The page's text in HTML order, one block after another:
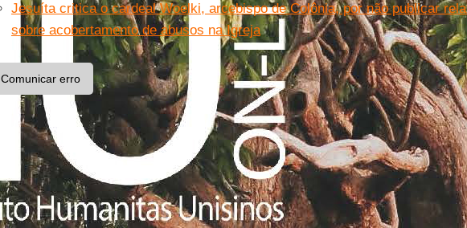
Jesuíta critica o cardeal Woelki, arcebispo de Colônia, por não publicar
sobre acobertamento de abusos na Igreja
Comunicar erro